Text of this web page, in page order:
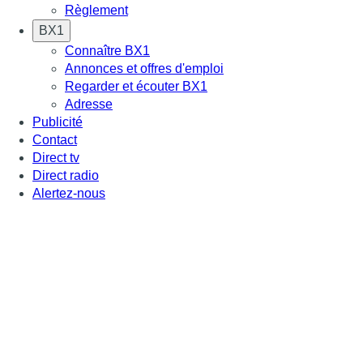
Règlement
BX1
Connaître BX1
Annonces et offres d'emploi
Regarder et écouter BX1
Adresse
Publicité
Contact
Direct tv
Direct radio
Alertez-nous